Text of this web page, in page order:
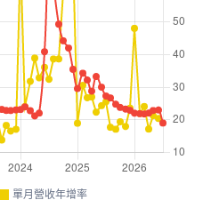
單月營收年增率